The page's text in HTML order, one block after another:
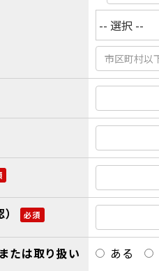
必須
たは取り扱い
ある